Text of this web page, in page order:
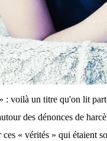
: voilà un titre qu'on lit
des dénonces de
« vérités » qui étaient